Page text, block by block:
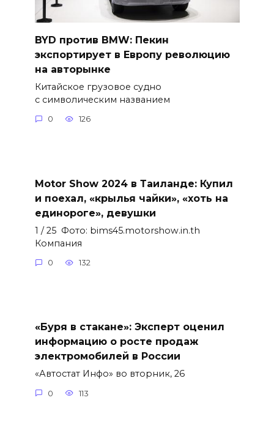
BYD против BMW: Пекин
экспортирует в Европу революцию
на авторынке
Китайское грузовое судно
с символическим названием
0 126
Motor Show 2024 в Таиланде: Купил
и поехал, «крылья чайки», «хоть на
единороге», девушки
1 / 25 Фото: bims45.motorshow.in.th
Компания
0 132
«Буря в стакане»: Эксперт оценил
информацию о росте продаж
электромобилей в России
«Автостат Инфо» во вторник, 26
0 113